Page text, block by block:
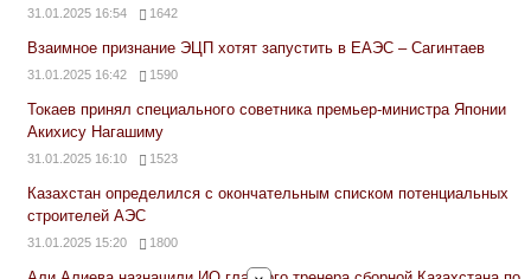
31.01.2025 16:54 1642
Взаимное признание ЭЦП хотят запустить в ЕАЭС – Сагинтаев
31.01.2025 16:42 1590
Токаев принял специального советника премьер-министра Японии
Акихису Нагашиму
31.01.2025 16:10 1523
Казахстан определился с окончательным списком потенциальных
строителей АЭС
31.01.2025 15:20 1800